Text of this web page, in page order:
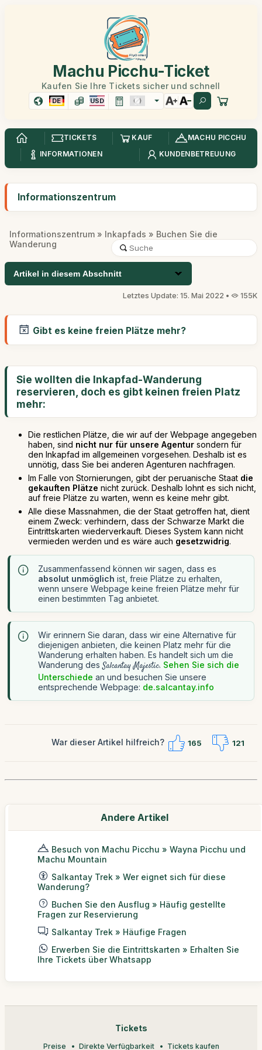
Machu Picchu-Ticket
Kaufen Sie Ihre Tickets sicher und schnell
DE USD
TICKETS KAUF
MACHU PICCHU
INFORMATIONEN
KUNDENBETREUUNG
Informationszentrum
Informationszentrum » Inkapfads » Buchen Sie die
Wanderung
Artikel in diesem Abschnitt
Letztes Update: 15. Mai 2022 • 155K
Gibt es keine freien Plätze mehr?
Sie wollten die Inkapfad-Wanderung
reservieren, doch es gibt keinen freien Platz
mehr:
Die restlichen Plätze, die wir auf der Webpage angegeben
haben, sind nicht nur für unsere Agentur sondern für
den Inkapfad im allgemeinen vorgesehen. Deshalb ist es
unnötig, dass Sie bei anderen Agenturen nachfragen.
Im Falle von Stornierungen, gibt der peruanische Staat die
gekauften Plätze nicht zurück. Deshalb lohnt es sich nicht,
auf freie Plätze zu warten, wenn es keine mehr gibt.
Alle diese Massnahmen, die der Staat getroffen hat, dient
einem Zweck: verhindern, dass der Schwarze Markt die
Eintrittskarten wiederverkauft. Dieses System kann nicht
vermieden werden und es wäre auch gesetzwidrig.
Zusammenfassend können wir sagen, dass es
absolut unmöglich ist, freie Plätze zu erhalten,
wenn unsere Webpage keine freien Plätze mehr für
einen bestimmten Tag anbietet.
Wir erinnern Sie daran, dass wir eine Alternative für
diejenigen anbieten, die keinen Platz mehr für die
Wanderung erhalten haben. Es handelt sich um die
Wanderung des Salcantay Majestic. Sehen Sie sich die
Unterschiede an und besuchen Sie unsere
entsprechende Webpage: de.salcantay.info
War dieser Artikel hilfreich? 165 121
Andere Artikel
Besuch von Machu Picchu » Wayna Picchu und
Machu Mountain
Salkantay Trek » Wer eignet sich für diese
Wanderung?
Buchen Sie den Ausflug » Häufig gestellte
Fragen zur Reservierung
Salkantay Trek » Häufige Fragen
Erwerben Sie die Eintrittskarten » Erhalten Sie
Ihre Tickets über Whatsapp
Tickets
Preise Direkte Verfügbarkeit Tickets kaufen